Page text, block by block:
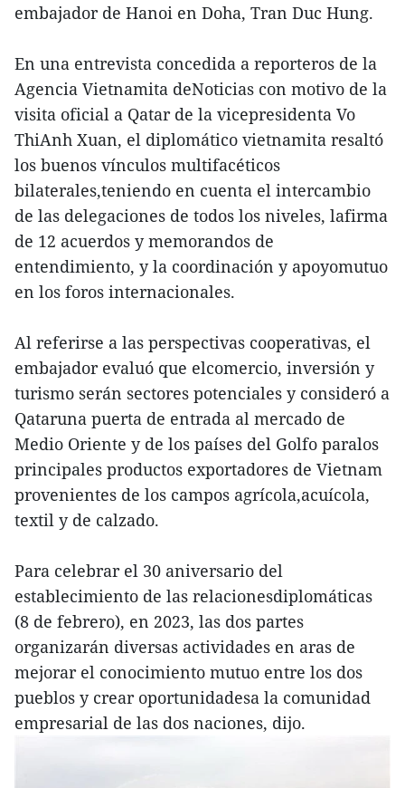
embajador de Hanoi en Doha, Tran Duc Hung.
En una entrevista concedida a reporteros de la
Agencia Vietnamita deNoticias con motivo de la
visita oficial a Qatar de la vicepresidenta Vo
ThiAnh Xuan, el diplomático vietnamita resaltó
los buenos vínculos multifacéticos
bilaterales,teniendo en cuenta el intercambio
de las delegaciones de todos los niveles, lafirma
de 12 acuerdos y memorandos de
entendimiento, y la coordinación y apoyomutuo
en los foros internacionales.
Al referirse a las perspectivas cooperativas, el
embajador evaluó que elcomercio, inversión y
turismo serán sectores potenciales y consideró a
Qataruna puerta de entrada al mercado de
Medio Oriente y de los países del Golfo paralos
principales productos exportadores de Vietnam
provenientes de los campos agrícola,acuícola,
textil y de calzado.
Para celebrar el 30 aniversario del
establecimiento de las relacionesdiplomáticas
(8 de febrero), en 2023, las dos partes
organizarán diversas actividades en aras de
mejorar el conocimiento mutuo entre los dos
pueblos y crear oportunidadesa la comunidad
empresarial de las dos naciones, dijo.